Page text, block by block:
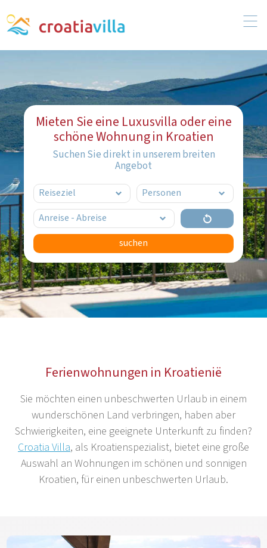
Mieten Sie eine Luxusvilla oder eine
schöne Wohnung in Kroatien
Suchen Sie direkt in unserem breiten
Angebot
suchen
Ferienwohnungen in Kroatienië
Sie möchten einen unbeschwerten Urlaub in einem
wunderschönen Land verbringen, haben aber
Schwierigkeiten, eine geeignete Unterkunft zu finden?
Croatia Villa, als Kroatienspezialist, bietet eine große
Auswahl an Wohnungen im schönen und sonnigen
Kroatien, für einen unbeschwerten Urlaub.